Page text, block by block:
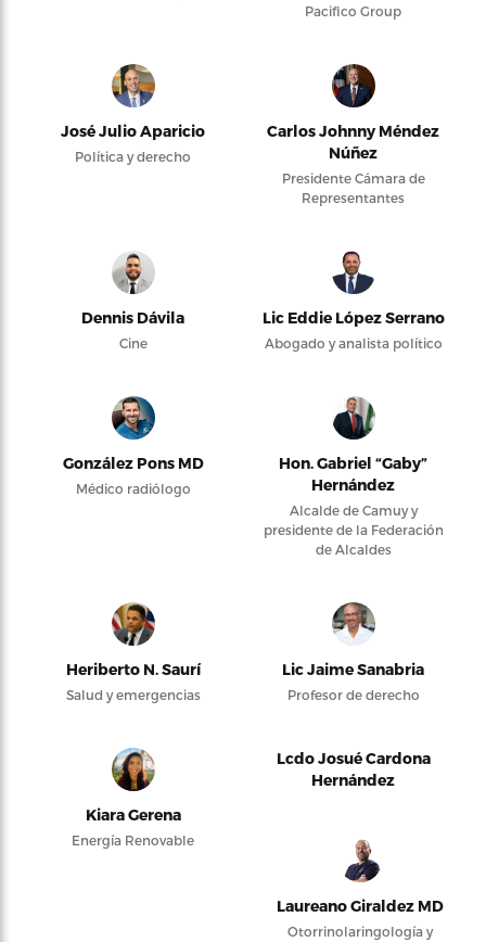
Pacifico Group
José Julio Aparicio
Política y derecho
Carlos Johnny Méndez
Núñez
Presidente Cámara de
Representantes
Dennis Dávila
Cine
Lic Eddie López Serrano
Abogado y analista político
González Pons MD
Médico radiólogo
Hon. Gabriel “Gaby”
Hernández
Alcalde de Camuy y
presidente de la Federación
de Alcaldes
Heriberto N. Saurí
Salud y emergencias
Lic Jaime Sanabria
Profesor de derecho
Kiara Gerena
Energía Renovable
Lcdo Josué Cardona
Hernández
Laureano Giraldez MD
Otorrinolaringología y